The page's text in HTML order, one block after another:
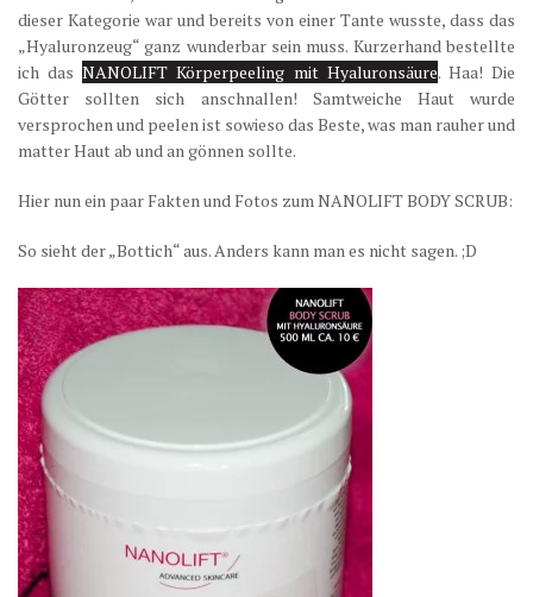
dieser Kategorie war und bereits von einer Tante wusste, dass das
„Hyaluronzeug“ ganz wunderbar sein muss. Kurzerhand bestellte
ich dasNANOLIFT Körperpeeling mit Hyaluronsäure. Haa! Die
Götter sollten sich anschnallen! Samtweiche Haut wurde
versprochen und peelen ist sowieso das Beste, was man rauher und
matter Haut ab und an gönnen sollte.
Hier nun ein paar Fakten und Fotos zum NANOLIFT BODY SCRUB:
So sieht der „Bottich“ aus. Anders kann man es nicht sagen. ;D